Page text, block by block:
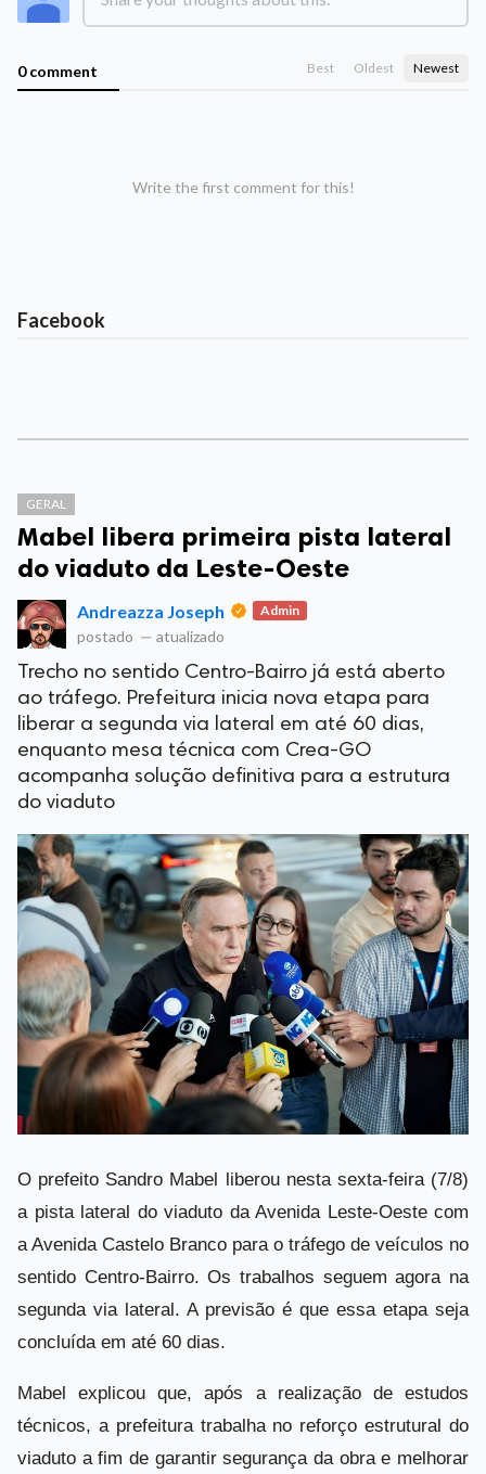
0 comment Best Oldest Newest
Write the first comment for this!
Facebook
GERAL
Mabel libera primeira pista lateral
do viaduto da Leste-Oeste
Andreazza Joseph Admin
postado — atualizado
Trecho no sentido Centro-Bairro já está aberto
ao tráfego. Prefeitura inicia nova etapa para
liberar a segunda via lateral em até 60 dias,
enquanto mesa técnica com Crea-GO
acompanha solução definitiva para a estrutura
do viaduto
O prefeito Sandro Mabel liberou nesta sexta-feira (7/8)
a pista lateral do viaduto da Avenida Leste-Oeste com
a Avenida Castelo Branco para o tráfego de veículos no
sentido Centro-Bairro. Os trabalhos seguem agora na
segunda via lateral. A previsão é que essa etapa seja
concluída em até 60 dias.
Mabel explicou que, após a realização de estudos
técnicos, a prefeitura trabalha no reforço estrutural do
viaduto a fim de garantir segurança da obra e melhorar